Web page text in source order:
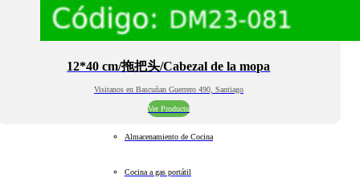
12*40 cm/拖把头/Cabezal de la mopa
Visitanos en Bascuñan Guerrero 490, Santiago
Ver Producto
Almacenamiento de Cocina
Cocina a gas portátil